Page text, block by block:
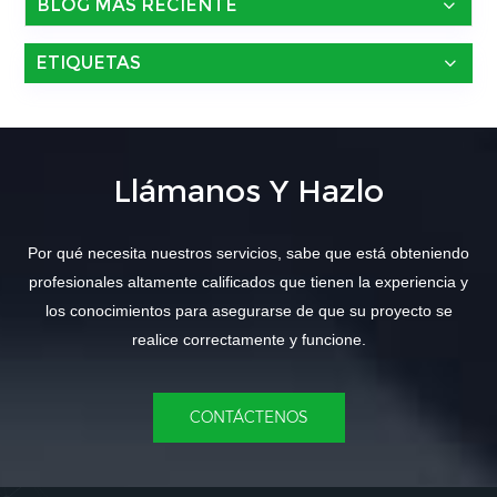
BLOG MÁS RECIENTE
ETIQUETAS
Llámanos Y Hazlo
Por qué necesita nuestros servicios, sabe que está obteniendo
profesionales altamente calificados que tienen la experiencia y
los conocimientos para asegurarse de que su proyecto se
realice correctamente y funcione.
CONTÁCTENOS